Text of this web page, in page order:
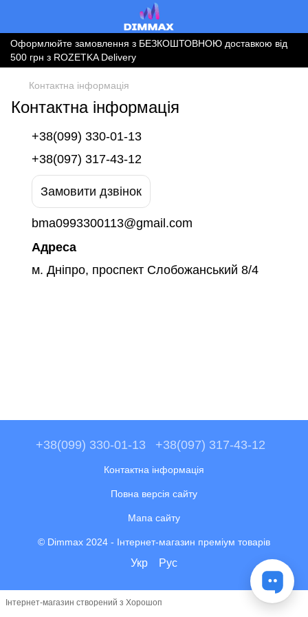
Оформлюйте замовлення з БЕЗКОШТОВНОЮ доставкою від
500 грн з ROZETKA Delivery
Контактна інформація
Контактна інформація
+38(099) 330-01-13
+38(097) 317-43-12
Замовити дзвінок
bma0993300113@gmail.com
Адреса
м. Дніпро, проспект Слобожанський 8/4
+38(099) 330-01-13 +38(097) 317-43-12
Контактна інформація
Повна версія сайту
Мапа сайту
© Dimmax 2024 - Інтернет-магазин преміум товарів
Укр Рус
Інтернет-магазин створений з Хорошоп